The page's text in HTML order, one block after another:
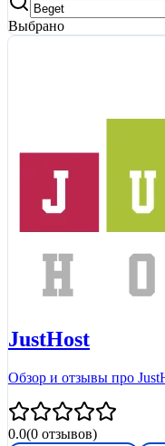
Выбрано
JustHost
Обзор и отзывы про
0.0(0 отзывов)